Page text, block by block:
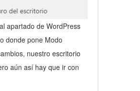
apartado de WordPress
donde pone Modo
nuestro escritorio
aún así hay que ir con